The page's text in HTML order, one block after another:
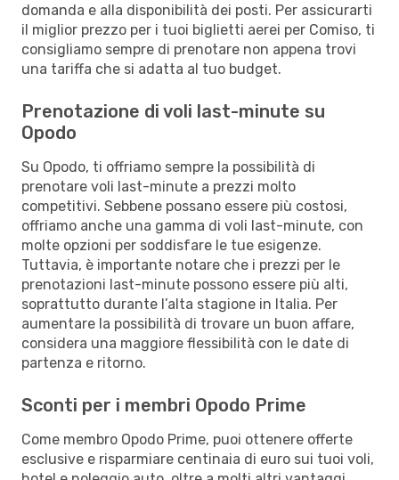
domanda e alla disponibilità dei posti. Per assicurarti
il miglior prezzo per i tuoi biglietti aerei per Comiso, ti
consigliamo sempre di prenotare non appena trovi
una tariffa che si adatta al tuo budget.
Prenotazione di voli last-minute su
Opodo
Su Opodo, ti offriamo sempre la possibilità di
prenotare voli last-minute a prezzi molto
competitivi. Sebbene possano essere più costosi,
offriamo anche una gamma di voli last-minute, con
molte opzioni per soddisfare le tue esigenze.
Tuttavia, è importante notare che i prezzi per le
prenotazioni last-minute possono essere più alti,
soprattutto durante l’alta stagione in Italia. Per
aumentare la possibilità di trovare un buon affare,
considera una maggiore flessibilità con le date di
partenza e ritorno.
Sconti per i membri Opodo Prime
Come membro Opodo Prime, puoi ottenere offerte
esclusive e risparmiare centinaia di euro sui tuoi voli,